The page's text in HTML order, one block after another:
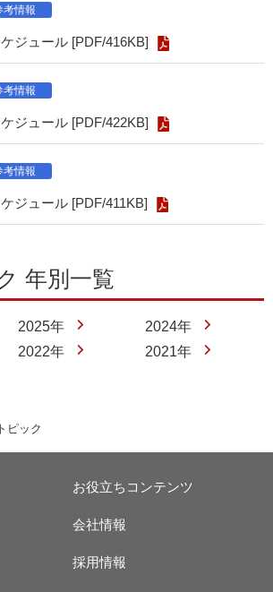
ジュール [PDF/416KB]
ジュール [PDF/422KB]
ジュール [PDF/411KB]
年別一覧
2025年
2024年
2022年 2021年
ピック
お役立ちコンテンツ
会社情報
採用情報